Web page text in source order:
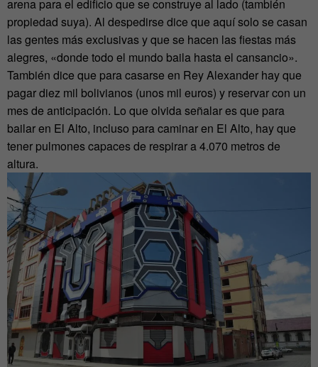
arena para el edificio que se construye al lado (también
propiedad suya). Al despedirse dice que aquí solo se casan
las gentes más exclusivas y que se hacen las fiestas más
alegres, «donde todo el mundo baila hasta el cansancio».
También dice que para casarse en Rey Alexander hay que
pagar diez mil bolivianos (unos mil euros) y reservar con un
mes de anticipación. Lo que olvida señalar es que para
bailar en El Alto, incluso para caminar en El Alto, hay que
tener pulmones capaces de respirar a 4.070 metros de
altura.